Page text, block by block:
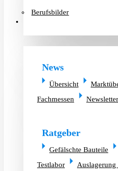
Berufsbilder
News
Übersicht
Fachmessen
Newsletter
Ratgeber
Gefälschte Bauteile
Testlabor
Auslagerung